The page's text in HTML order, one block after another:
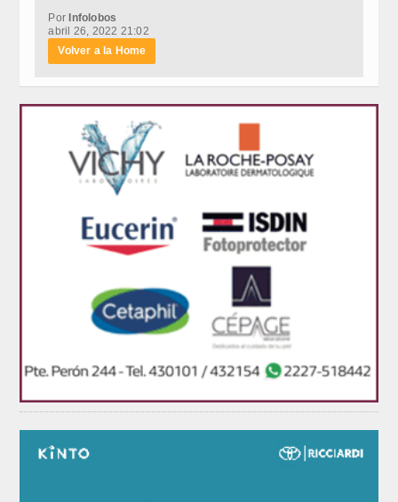
PorInfolobos
abril 26, 2022 21:02
Volver a la Home